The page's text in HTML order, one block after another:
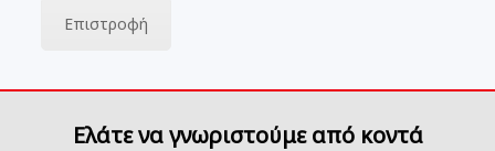
Επιστροφή
Ελάτε να γνωριστούμε από κοντά